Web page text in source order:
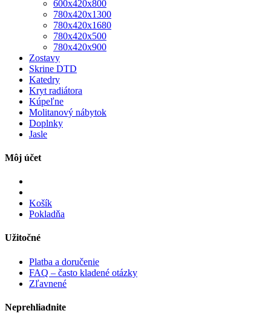
600x420x800
780x420x1300
780x420x1680
780x420x500
780x420x900
Zostavy
Skrine DTD
Katedry
Kryt radiátora
Kúpeľne
Molitanový nábytok
Doplnky
Jasle
Môj účet
Košík
Pokladňa
Užitočné
Platba a doručenie
FAQ – často kladené otázky
Zľavnené
Neprehliadnite